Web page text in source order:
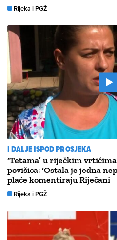
Rijeka i PGŽ
I DALJE ISPOD PROSJEKA
‘Tetama’ u riječkim
povišica: ‘Ostala je jedna
plaće komentiraju Riječani
Rijeka i PGŽ